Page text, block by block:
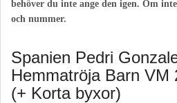
behöver du inte ange den igen. Om
och nummer.
Spanien Pedri
Hemmatröja Barn VM
(+ Korta byxor)